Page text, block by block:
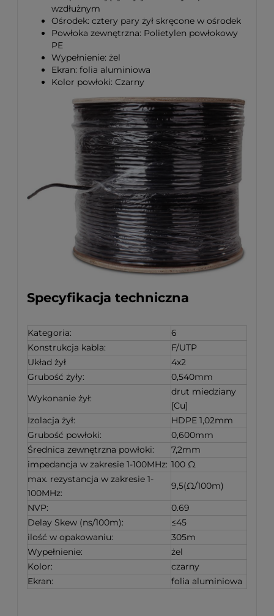
wzdłużnym
Ośrodek: cztery pary żył skręcone w ośrodek
Powłoka zewnętrzna: Polietylen powłokowy
PE
Wypełnienie: żel
Ekran: folia aluminiowa
Kolor powłoki: Czarny
Specyfikacja techniczna
Kategoria:
6
Konstrukcja kabla:
F/UTP
Układ żył
4x2
Grubość żyły:
0,540mm
Wykonanie żył:
drut miedziany
[Cu]
Izolacja żył:
HDPE 1,02mm
Grubość powłoki:
0,600mm
Średnica zewnętrzna powłoki:
7,2mm
impedancja w zakresie 1-100MHz: 100 Ω
max. rezystancja w zakresie 1-
100MHz:
9,5(Ω/100m)
NVP:
0.69
Delay Skew (ns/100m):
≤45
ilość w opakowaniu:
305m
Wypełnienie:
żel
Kolor:
czarny
Ekran:
folia aluminiowa